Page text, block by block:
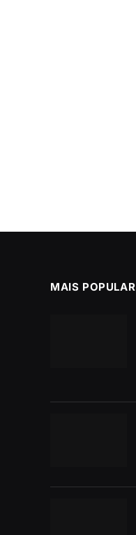
MAIS POPULAR